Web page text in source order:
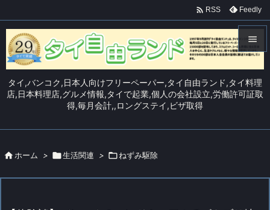
タイ,バンコク,日本人向けフリーペーパー,タイ自由ランド,タイ料理
店,日本料理店,グルメ情報,タイで起業,個人の会社設立,労働許可証取
得,毎月会計,,ロングステイ,ビザ取得

メニュ


 RSS Feedly
 ホーム > 生活関連 > ねずみ駆除